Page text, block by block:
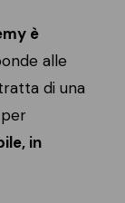
è
alle
di una
in